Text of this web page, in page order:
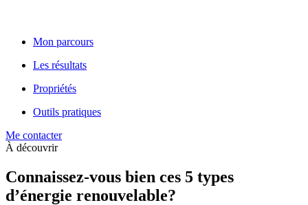
Mon parcours
Les résultats
Propriétés
Outils pratiques
Me contacter
À découvrir
Connaissez-vous bien ces 5 types
d’énergie renouvelable?